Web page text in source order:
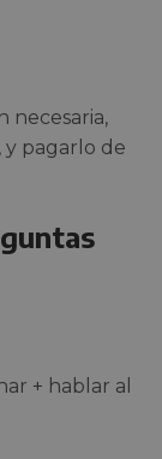
necesaria,
y pagarlo de
+ hablar al